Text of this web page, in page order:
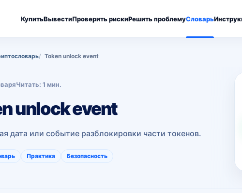
КупитьВывестиПроверить рискиРешить проблемуСловарь
Token unlock event
Читать: 1 мин.
unlock event
дата или событие разблокировки части токенов.
Практика Безопасность